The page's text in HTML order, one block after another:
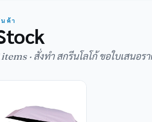
ค้า
· สั่งทำ สกรีนโลโก้ ขอใบเสนอร